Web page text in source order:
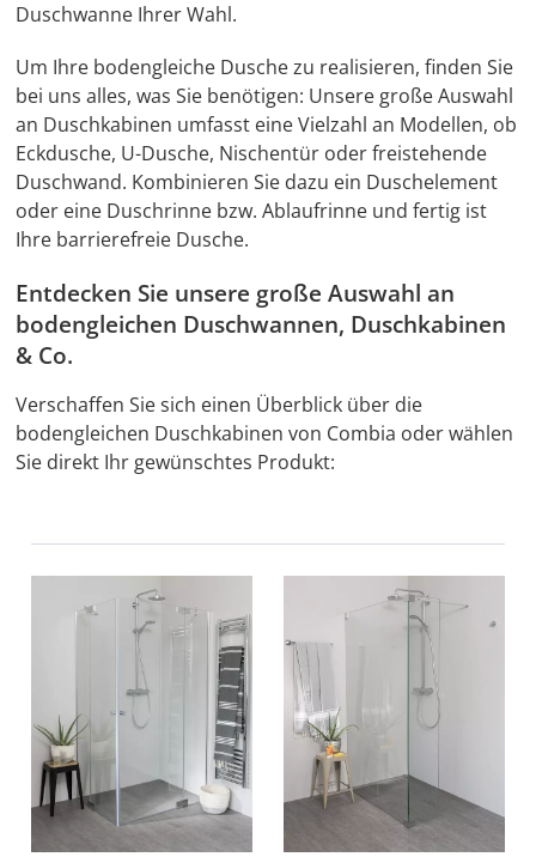
Duschwanne Ihrer Wahl.
Um Ihre bodengleiche Dusche zu realisieren, finden Sie
bei uns alles, was Sie benötigen: Unsere große Auswahl
an Duschkabinen umfasst eine Vielzahl an Modellen, ob
Eckdusche, U-Dusche, Nischentür oder freistehende
Duschwand. Kombinieren Sie dazu ein Duschelement
oder eine Duschrinne bzw. Ablaufrinne und fertig ist
Ihre barrierefreie Dusche.
Entdecken Sie unsere große Auswahl an
bodengleichen Duschwannen, Duschkabinen
& Co.
Verschaffen Sie sich einen Überblick über die
bodengleichen Duschkabinen von Combia oder wählen
Sie direkt Ihr gewünschtes Produkt: